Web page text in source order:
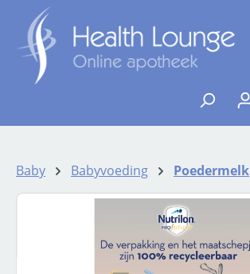
Ga naar de hoofdinhoud
Baby Babyvoeding
Poedermelk
Afbeeldingengalerij overslaan